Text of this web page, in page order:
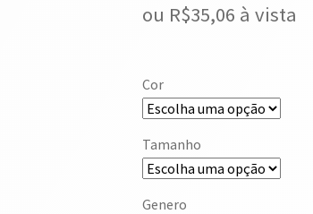
ou R$35,06 à vista
Cor
Tamanho
Genero